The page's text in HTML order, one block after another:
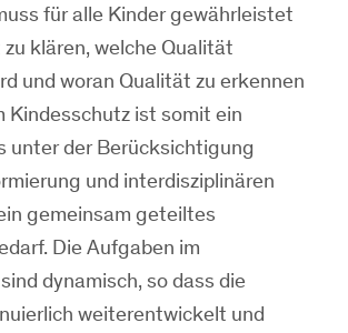
für alle Kinder gewährleistet
klären, welche Qualität
und woran Qualität zu erkennen
Kindesschutz ist somit ein
unter der Berücksichtigung
und interdisziplinären
gemeinsam geteiltes
Die Aufgaben im
dynamisch, so dass die
weiterentwickelt und